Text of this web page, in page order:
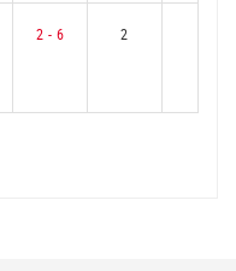
2 - 6 2